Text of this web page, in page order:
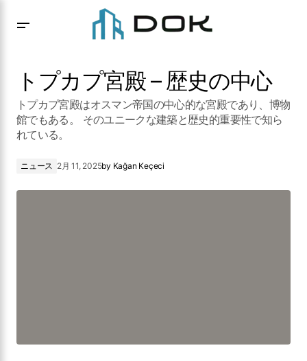
トプカプ宮殿 – 歴史の中心
トプカプ宮殿はオスマン帝国の中心的な宮殿であり、博物
館でもある。 そのユニークな建築と歴史的重要性で知ら
れている。
ニュース 2月 11, 2025by Kağan Keçeci